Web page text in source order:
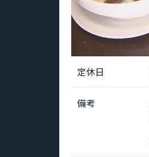
定休日
備考